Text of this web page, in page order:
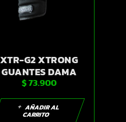
XTR-G2 XTRONG
GUANTES DAMA
NEGRO S |
SKU14229
$73.900
AÑADIR AL
CARRITO